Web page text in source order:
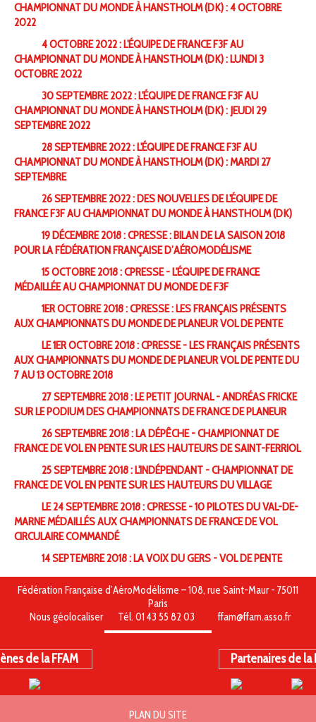
CHAMPIONNAT DU MONDE À HANSTHOLM (DK) : 4 OCTOBRE
2022
4 OCTOBRE 2022 : L'ÉQUIPE DE FRANCE F3F AU
CHAMPIONNAT DU MONDE À HANSTHOLM (DK) : LUNDI 3
OCTOBRE 2022
30 SEPTEMBRE 2022 : L'ÉQUIPE DE FRANCE F3F AU
CHAMPIONNAT DU MONDE À HANSTHOLM (DK) : JEUDI 29
SEPTEMBRE 2022
28 SEPTEMBRE 2022 : L'ÉQUIPE DE FRANCE F3F AU
CHAMPIONNAT DU MONDE À HANSTHOLM (DK) : MARDI 27
SEPTEMBRE
26 SEPTEMBRE 2022 : DES NOUVELLES DE L'ÉQUIPE DE
FRANCE F3F AU CHAMPIONNAT DU MONDE À HANSTHOLM (DK)
19 DÉCEMBRE 2018 : CPRESSE : BILAN DE LA SAISON 2018
POUR LA FÉDÉRATION FRANÇAISE D’AÉROMODÉLISME
15 OCTOBRE 2018 : CPRESSE - L'ÉQUIPE DE FRANCE
MÉDAILLÉE AU CHAMPIONNAT DU MONDE DE F3F
1ER OCTOBRE 2018 : CPRESSE : LES FRANÇAIS PRÉSENTS
AUX CHAMPIONNATS DU MONDE DE PLANEUR VOL DE PENTE
LE 1ER OCTOBRE 2018 : CPRESSE - LES FRANÇAIS PRÉSENTS
AUX CHAMPIONNATS DU MONDE DE PLANEUR VOL DE PENTE DU
7 AU 13 OCTOBRE 2018
27 SEPTEMBRE 2018 : LE PETIT JOURNAL - ANDRÉAS FRICKE
SUR LE PODIUM DES CHAMPIONNATS DE FRANCE DE PLANEUR
26 SEPTEMBRE 2018 : LA DÉPÊCHE - CHAMPIONNAT DE
FRANCE DE VOL EN PENTE SUR LES HAUTEURS DE SAINT-FERRIOL
25 SEPTEMBRE 2018 : L'INDÉPENDANT - CHAMPIONNAT DE
FRANCE DE VOL EN PENTE SUR LES HAUTEURS DU VILLAGE
LE 24 SEPTEMBRE 2018 : CPRESSE - 10 PILOTES DU VAL-DE-
MARNE MÉDAILLÉS AUX CHAMPIONNATS DE FRANCE DE VOL
CIRCULAIRE COMMANDÉ
14 SEPTEMBRE 2018 : LA VOIX DU GERS - VOL DE PENTE
Fédération Française d’AéroModélisme – 108, rue Saint-Maur - 75011
Paris
Nous géolocaliser
Tél. 01 43 55 82 03 ffam@ffam.asso.fr
de la FFAM Partenaires de la
PLAN DU SITE